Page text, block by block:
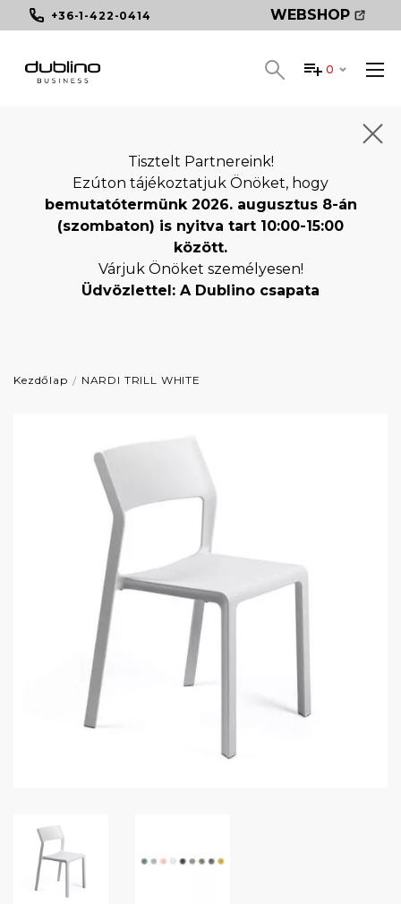
+36-1-422-0414 WEBSHOP
0
Tisztelt Partnereink!
Ezúton tájékoztatjuk Önöket, hogy
bemutatótermünk 2026. augusztus 8-án
(szombaton) is nyitva tart 10:00-15:00
között.
Várjuk Önöket személyesen!
Üdvözlettel: A Dublino csapata
Kezdőlap NARDI TRILL WHITE